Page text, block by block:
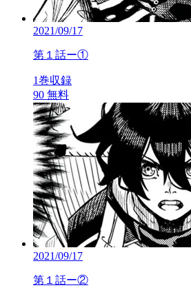
2021/09/17
第１話ー①
1巻収録
90 無料
2021/09/17
第１話ー②